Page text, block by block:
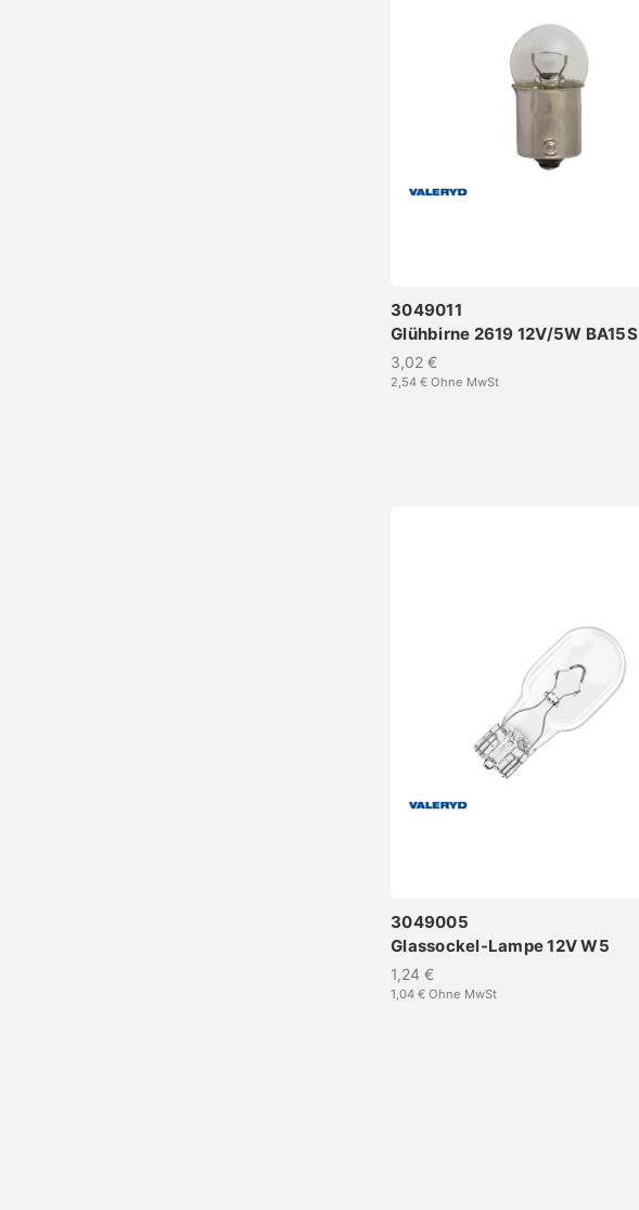
3049011
Glühbirne 2619 12V/5W BA15S
3,02 €
2,54 € Ohne MwSt
3049005
Glassockel-Lampe 12V W5
1,24 €
1,04 € Ohne MwSt